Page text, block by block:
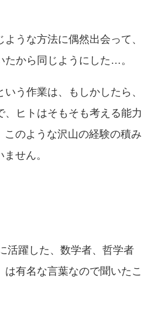
うな方法に偶然出会って、
たから同じようにした…。
う作業は、もしかしたら、
ヒトはそもそも考える能力
のような沢山の経験の積み
せん。
活躍した、数学者、哲学者
有名な言葉なので聞いたこ